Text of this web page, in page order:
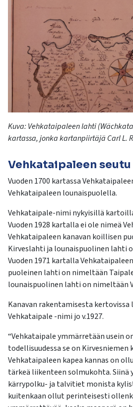
Kuva:Vehkataipaleen lahti (
kartassa, jonka kartanpiirtäjä Carl L.
Vehkataipaleen seutu
Vuoden 1700 kartassa
Vehkataipaleen lounaispuolella.
Vehkataipale-nimi nykyisillä
Vuoden 1928 kartalla ei ole nimeä
Vehkataipaleen kanavan koillisen
Kirveslahti ja lounaispuolinen lahti
Vuoden 1971 kartalla
puoleinen lahti on nimeltään
lounaispuolinen lahti on nimeltään
Kanavan rakentamisesta
Vehkataipale -nimi jo v.1927.
“Vehkataipale ymmärretään usein
todellisuudessa se on Kirvesniemen
Vehkataipaleen kapea kannas on
tärkeä liikenteen solmukohta. Siinä
kärrypolku- ja talvitiet monista
kuitenkaan ollut perinteisesti